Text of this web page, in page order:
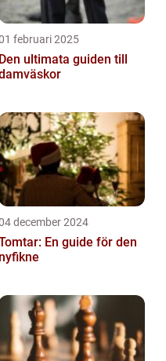
februari 2025
Den ultimata guiden till
december 2024
En guide för den
nyfikne